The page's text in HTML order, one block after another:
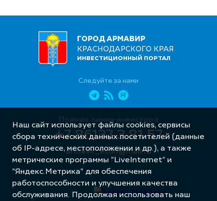
ГОРОД АРМАВИР
КРАСНОДАРСКОГО КРАЯ
ИНВЕСТИЦИОННЫЙ ПОРТАЛ
Следуйте за нами
Прямая линия инвестора
+7 86137 3 81 57
armavir_econ@mail.ru
Наш сайт использует файлы cookies, сервисы
сбора технических данных посетителей (данные
об IP-адресе, местоположении и др.), а также
метрические программы "LiveInternet" и
"Яндекс.Метрика" для обеспечения
работоспособности и улучшения качества
обслуживания. Продолжая использовать наш